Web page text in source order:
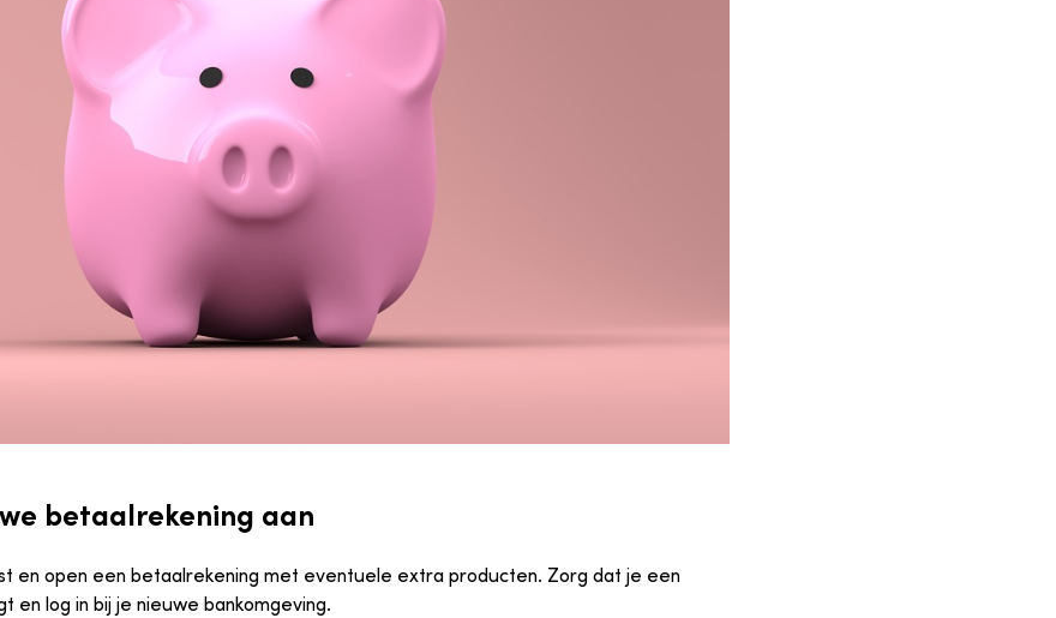
betaalrekening aan
en open een betaalrekening met eventuele extra producten. Zorg dat je een
en log in bij je nieuwe bankomgeving.